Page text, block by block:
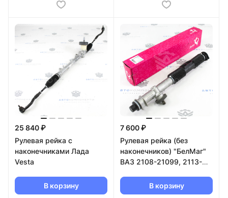
25 840 ₽
Рулевая рейка с
наконечниками Лада
Vesta
В корзину
7 600 ₽
Рулевая рейка (без
наконечников) "БелМаг"
ВАЗ 2108-21099, 2113-
В корзину